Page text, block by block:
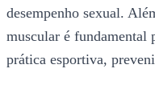
desempenho sexual.
muscular é fundamental
prática esportiva,